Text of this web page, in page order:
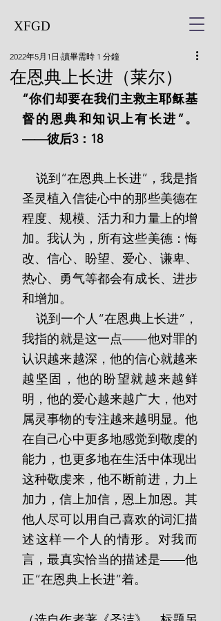
XFGD
在恩典上长进（莱尔）
2022年5月1日 讀畢需時 1 分鐘
“你们却要在我们主救主耶稣基
督的恩典和知识上有长进”。
——彼后3：18
圣灵植入信徒心中的那些美德在
程度、规模、活力和力量上的增
加。我认为，所有这些美德：悔
改、信心、盼望、爱心、谦卑、
热心、勇气等都会有成长、进步
和增加。
我指的就是这一点——他对罪的
认识越来越深，他的信心就越来
越坚固，他的盼望就越来越鲜
明，他的爱心越来越广大，他对
属灵事物的专注越来越明显。他
在自己心中更多地感觉到敬虔的
能力，也更多地在生活中体现出
这种敬虔来，他不断前进，力上
加力，信上加信，恩上加恩。其
他人尽可以用自己喜欢的词汇描
述这样一个人的情形。对我而
言，最真实恰当的描述是——他
正“在恩典上长进”着。